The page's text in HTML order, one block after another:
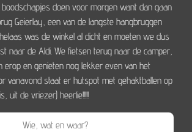
doen voor morgen want dan gaan
Geierlay, een van de langste hangbruggen
was de winkel al dicht en moeten we dus
naar de Aldi. We fietsen terug naar de camper,
erop en genieten nog lekker even van het
vanavond staat er hutspot met gehaktballen op
uit de vriezer) heerlie!!!!!
Wie, wat en waar?